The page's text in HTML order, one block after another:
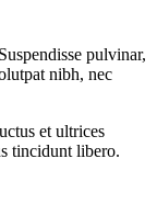
pulvinar,
nibh, nec
et ultrices
tincidunt libero.